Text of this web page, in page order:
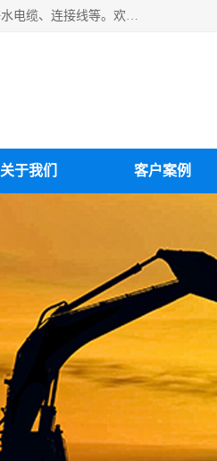
扬州市斯拜秀电缆厂专业生产：弹性电缆、弹簧电缆线、挂车螺旋线、螺旋电缆、弹簧线、螺旋线、耐海水电缆、连接线等。欢迎来电咨询！
关于我们 客户案例